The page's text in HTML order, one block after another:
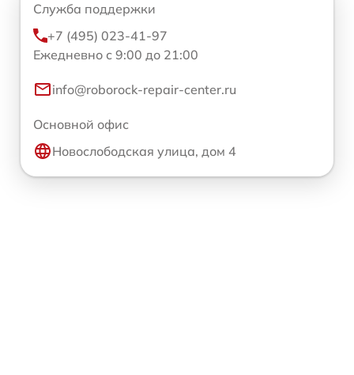
Служба поддержки
+7 (495) 023-41-97
Ежедневно с 9:00 до 21:00
info@roborock-repair-center.ru
Основной офис
Новослободская улица, дом 4